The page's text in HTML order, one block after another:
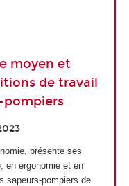
moyen et
de travail
pompiers
présente ses
en ergonomie et en
sapeurs-pompiers de